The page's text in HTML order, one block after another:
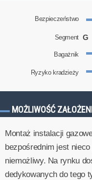
Bezpieczeństwo
Segment G
Bagażnik
Ryzyko kradzieży
MOŻLIWOŚĆ
Montaż instalacji
bezpośrednim jest
niemożliwy. Na rynku
dedykowanych do tego